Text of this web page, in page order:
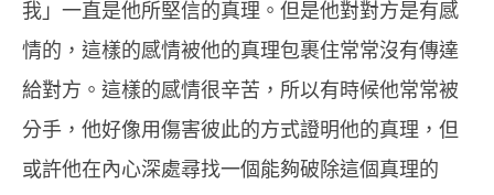
我」一直是他所堅信的真理。但是他對對方是有感
情的，這樣的感情被他的真理包裹住常常沒有傳達
給對方。這樣的感情很辛苦，所以有時候他常常被
分手，他好像用傷害彼此的方式證明他的真理，但
或許他在內心深處尋找一個能夠破除這個真理的